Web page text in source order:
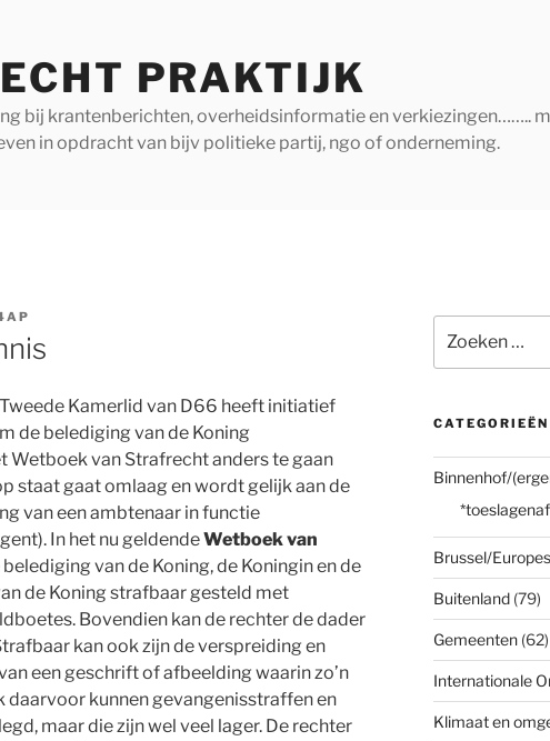
PRAKTIJK
bij krantenberichten, overheidsinformatie en verkiezingen……..
in opdracht van bijv politieke partij, ngo of onderneming.
Kamerlid van D66 heeft initiatief
de belediging van de Koning
Wetboek van Strafrecht anders te gaan
staat gaat omlaag en wordt gelijk aan de
van een ambtenaar in functie
In het nu geldendeWetboek van
van de Koning, de Koningin en de
de Koning strafbaar gesteld met
Bovendien kan de rechter de dader
kan ook zijn de verspreiding en
een geschrift of afbeelding waarin zo’n
kunnen gevangenisstraffen en
maar die zijn wel veel lager. De rechter
naar:
CATEGORIEËN
Binnenhof/
Brussel/
Buitenland(79)
Gemeenten(62)
Internationale
Klimaat en